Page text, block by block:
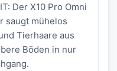
Der X10 Pro Omni
saugt mühelos
Tierhaare aus
Böden in nur